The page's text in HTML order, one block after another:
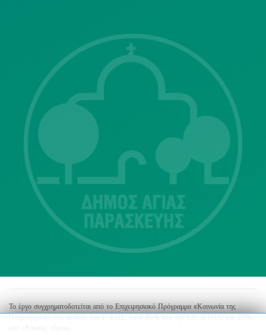
Λ. Μεσογείων 415-417 Τ.Κ.15343
Αγία Παρασκευή
213 2004500
dimos@agiaparaskevi.gr
Το έργο συγχρηματοδοτείται από το Επιχειρησιακό Πρόγραμμα «Κοινωνία της